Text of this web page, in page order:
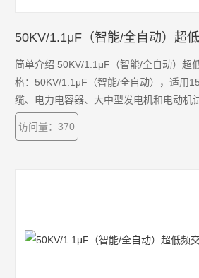
简单介绍 50KV/1.1μF（智能/全自动）超
格：50KV/1.1μF（智能/全自动），适用
缆、电力电容器、大中型发电机和电动机
访问量：370